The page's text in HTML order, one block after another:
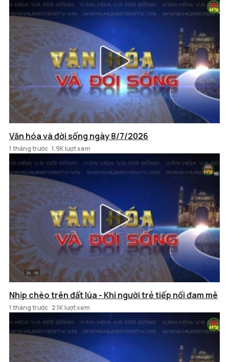
Văn hóa và đời sống ngày 8/7/2026
1 tháng trước 1.9K lượt xem
Nhịp chèo trên đất lúa - Khi người trẻ tiếp nối đam mê
1 tháng trước 2.1K lượt xem